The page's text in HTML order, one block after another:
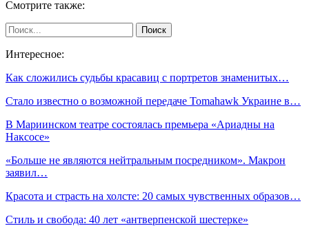
Смотрите также:
Интересное:
Как сложились судьбы красавиц с портретов знаменитых…
Стало известно о возможной передаче Tomahawk Украине в…
В Мариинском театре состоялась премьера «Ариадны на
Наксосе»
«Больше не являются нейтральным посредником». Макрон
заявил…
Красота и страсть на холсте: 20 самых чувственных образов…
Стиль и свобода: 40 лет «антверпенской шестерке»